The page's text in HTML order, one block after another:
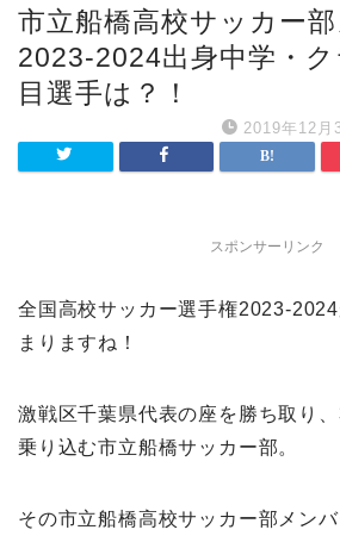
市立船橋高校サッカー
2023-2024出身中学・
目選手は？！
2019年12月
スポンサーリンク
全国高校サッカー選手権2023-
まりますね！
激戦区千葉県代表の座を勝ち取り
乗り込む市立船橋サッカー部。
その市立船橋高校サッカー部メン